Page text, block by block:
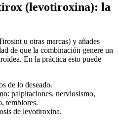
(levotiroxina): la
u otras marcas) y añades
de que la combinación genere un
En la práctica esto puede
de lo deseado.
palpitaciones, nerviosismo,
temblores.
de levotiroxina.